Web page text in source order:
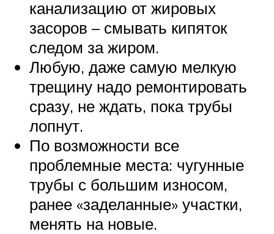
канализацию от жировых
засоров – смывать кипяток
следом за жиром.
Любую, даже самую мелкую
трещину надо ремонтировать
сразу, не ждать, пока трубы
лопнут.
По возможности все
проблемные места: чугунные
трубы с большим износом,
ранее «заделанные» участки,
менять на новые.